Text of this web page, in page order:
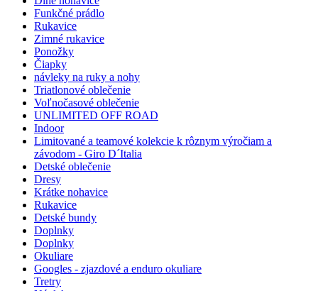
Funkčné prádlo
Rukavice
Zimné rukavice
Ponožky
Čiapky
návleky na ruky a nohy
Triatlonové oblečenie
Voľnočasové oblečenie
UNLIMITED OFF ROAD
Indoor
Limitované a teamové kolekcie k rôznym výročiam a
závodom - Giro D´Italia
Detské oblečenie
Dresy
Krátke nohavice
Rukavice
Detské bundy
Doplnky
Doplnky
Okuliare
Googles - zjazdové a enduro okuliare
Tretry